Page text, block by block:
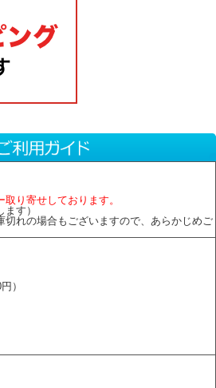
取り寄せしております。
す）
切れの場合もございますので、あらかじめご
）